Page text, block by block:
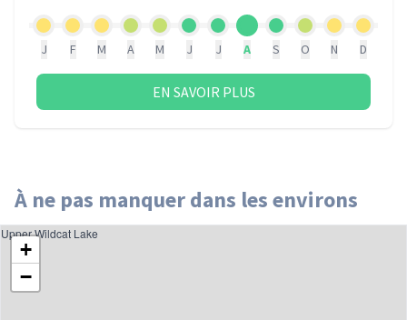
J F M A M J J A S O N D
EN SAVOIR PLUS
À ne pas manquer dans les environs
+
−
Upper Wildcat Lake